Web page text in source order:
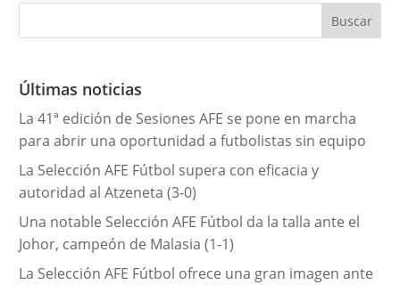
g
r
a
s
Últimas noticias
La 41ª edición de Sesiones AFE se pone en marcha
para abrir una oportunidad a futbolistas sin equipo
La Selección AFE Fútbol supera con eficacia y
autoridad al Atzeneta (3-0)
Una notable Selección AFE Fútbol da la talla ante el
Johor, campeón de Malasia (1-1)
La Selección AFE Fútbol ofrece una gran imagen ante